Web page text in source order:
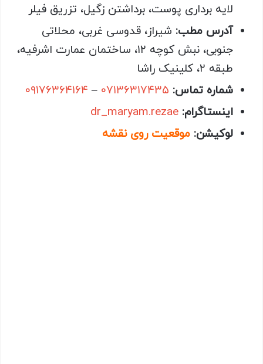
لایه برداری پوست، برداشتن زگیل، تزریق فیلر
آدرس مطب: شیراز، قدوسی غربی، محلاتی
جنوبی، نبش کوچه ۱۲، ساختمان عمارت اشرفیه،
طبقه ۲، کلینیک راشا
شماره تماس:
–۰۹۱۷۶۳۶۴۱۶۴
اینستاگرام: dr_maryam.rezae
لوکیشن: موقعیت روی نقشه